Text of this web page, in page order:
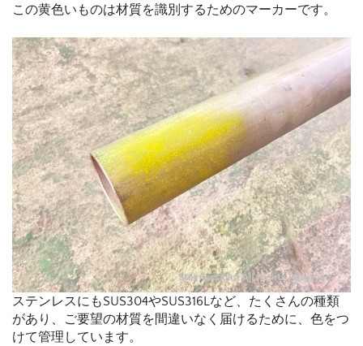
この黄色いものは材質を識別するためのマーカーです。
ステンレスにもSUS304やSUS316Lなど、たくさんの種類
があり、ご要望の材質を間違いなく届けるために、色をつ
けて管理しています。